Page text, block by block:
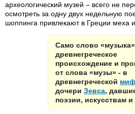
археологический музей – всего не
осмотреть за одну двух недельную
шоппинга привлекают в Греции меха и
Само слово
древнегреческое
происхождение и
от слова «музы» - в
древнегреческой
дочери Зевса,
поэзии, искусствам и